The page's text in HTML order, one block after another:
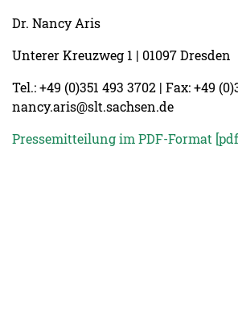
Dr. Nancy Aris
Unterer Kreuzweg 1 | 01097 Dresden
Tel.: +49 (0)351 493 3702 | Fax: +49
nancy.aris@slt.sachsen.de
Pressemitteilung im PDF-Format